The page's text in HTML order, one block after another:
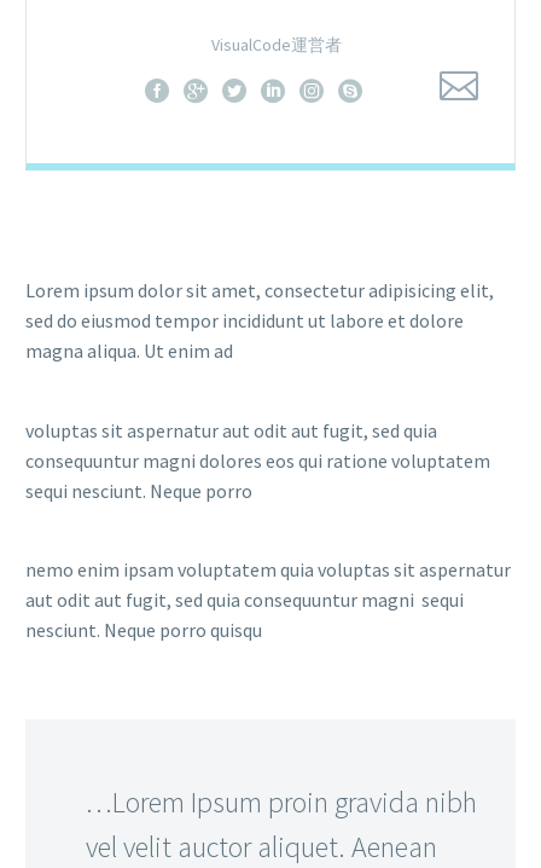
VisualCode運営者
Lorem ipsum dolor sit amet, consectetur adipisicing elit,
sed do eiusmod tempor incididunt ut labore et dolore
magna aliqua. Ut enim ad
voluptas sit aspernatur aut odit aut fugit, sed quia
consequuntur magni dolores eos qui ratione voluptatem
sequi nesciunt. Neque porro
nemo enim ipsam voluptatem quia voluptas sit aspernatur
aut odit aut fugit, sed quia consequuntur magni sequi
nesciunt. Neque porro quisqu
…Lorem Ipsum proin gravida nibh
vel velit auctor aliquet. Aenean